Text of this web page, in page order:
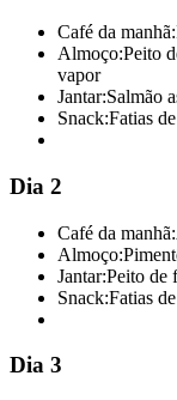
Café da manhã:
Almoço:Peito
vapor
Jantar:Salmão
Snack:Fatias
Dia 2
Café da manhã:
Almoço:
Jantar:Peito de
Snack:Fatias
Dia 3